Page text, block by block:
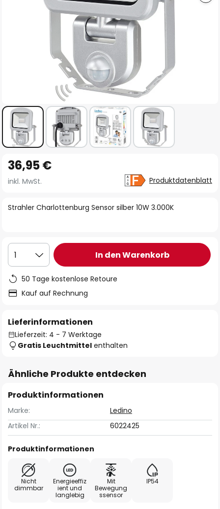
Anfang
der
springen
Strahler Charlottenburg Sensor silber 10W 3.000K
36,95 €
inkl. MwSt. Produktdatenblatt
1 In den Warenkorb
50 Tage kostenlose Retoure
Kauf auf Rechnung
Lieferinformationen
Lieferzeit: 4 - 7 Werktage
Gratis Leuchtmittel enthalten
Ähnliche Produkte entdecken
Produktinformationen
Marke:
Ledino
Artikel Nr.:
6022425
Produktinformationen
Nicht
dimmbar
Energieeffiz
ient und
langlebig
Mit
Bewegung
ssensor
IP54